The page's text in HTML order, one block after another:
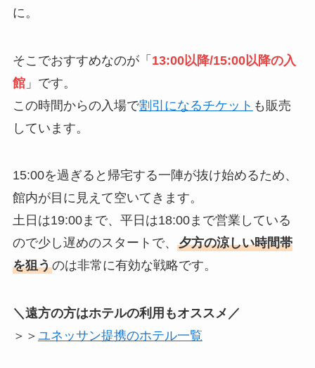
に。
そこでおすすめなのが「 13:00以降/15:00以降の入
館」です。
この時間からの入場で割引になるチケット も販売
しています。
15:00を過ぎると帰宅する一陣が抜け始めるため、
館内が目に見えて空いてきます。
土日は19:00まで、平日は18:00まで営業している
ので少し遅めのスタートで、 夕方の涼しい時間帯
を狙うのは非常に有効な戦略です。
＼遠方の方はホテルの利用もオススメ／
＞＞ ユネッサン提携のホテル一覧